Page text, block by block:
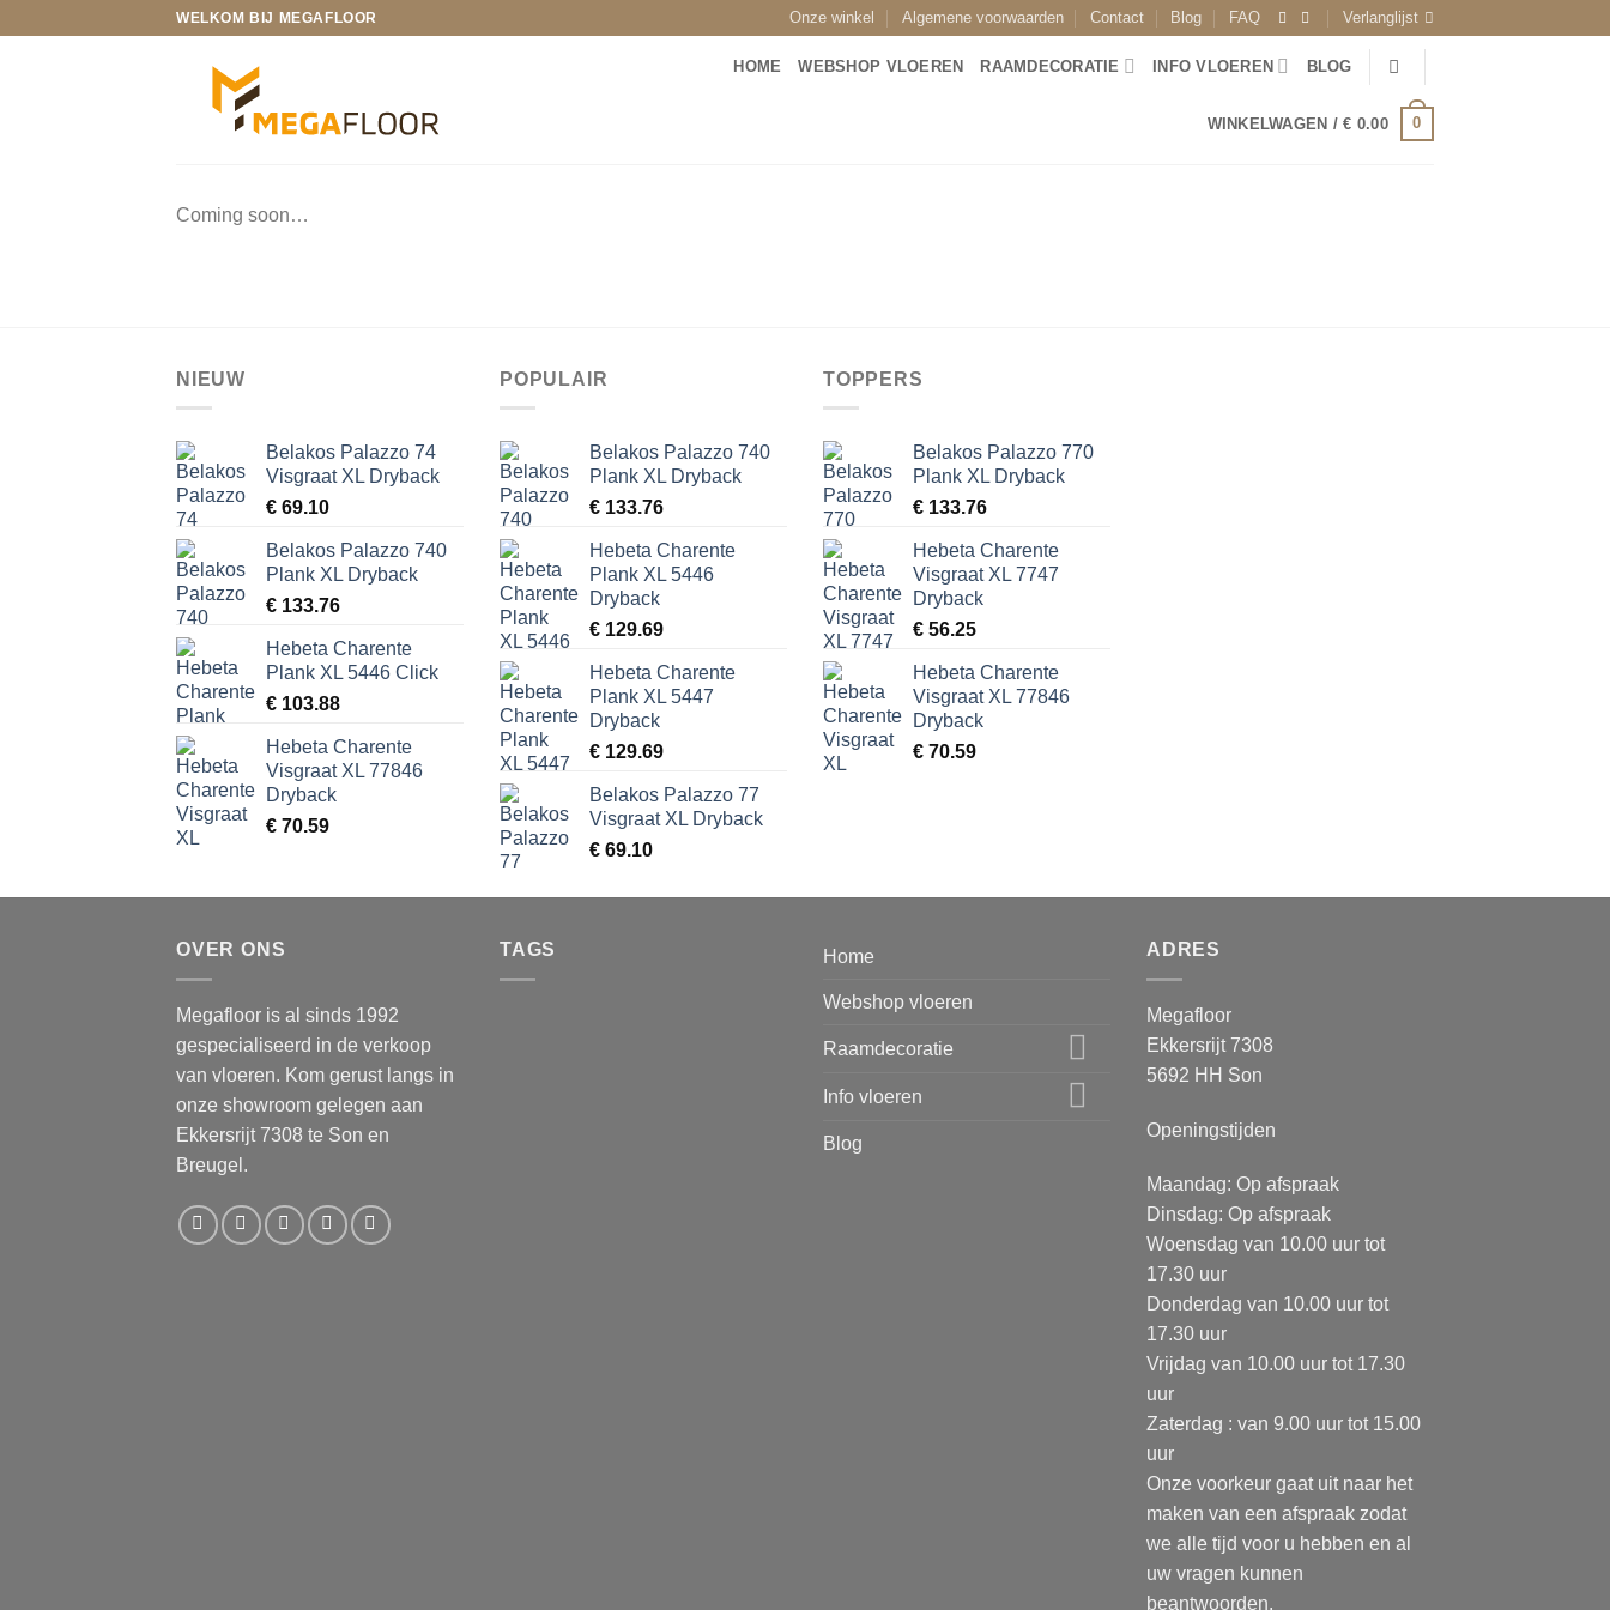
WELKOM BIJ MEGAFLOOR Onze winkel Algemene voorwaarden Contact Blog FAQ Verlanglijst
HOME WEBSHOP VLOEREN RAAMDECORATIE INFO VLOEREN BLOG
WINKELWAGEN /€ 0.00 0
Coming soon…
NIEUW
Belakos Palazzo 74
Visgraat XL Dryback
€ 69.10
Belakos Palazzo 740
Plank XL Dryback
€ 133.76
Hebeta Charente
Plank XL 5446 Click
€ 103.88
Hebeta Charente
Visgraat XL 77846
Dryback
€ 70.59
POPULAIR
Belakos Palazzo 740
Plank XL Dryback
€ 133.76
Hebeta Charente
Plank XL 5446
Dryback
€ 129.69
Hebeta Charente
Plank XL 5447
Dryback
€ 129.69
Belakos Palazzo 77
Visgraat XL Dryback
€ 69.10
TOPPERS
Belakos Palazzo 770
Plank XL Dryback
€ 133.76
Hebeta Charente
Visgraat XL 7747
Dryback
€ 56.25
Hebeta Charente
Visgraat XL 77846
Dryback
€ 70.59
OVER ONS
Megafloor is al sinds 1992
gespecialiseerd in de verkoop
van vloeren. Kom gerust langs in
onze showroom gelegen aan
Ekkersrijt 7308 te Son en
Breugel.
TAGS Home
Webshop vloeren
Raamdecoratie
Info vloeren
Blog
ADRES
Megafloor
Ekkersrijt 7308
5692 HH Son
Openingstijden
Maandag: Op afspraak
Dinsdag: Op afspraak
Woensdag van 10.00 uur tot
17.30 uur
Donderdag van 10.00 uur tot
17.30 uur
Vrijdag van 10.00 uur tot 17.30
uur
Zaterdag : van 9.00 uur tot 15.00
uur
Onze voorkeur gaat uit naar het
maken van een afspraak zodat
we alle tijd voor u hebben en al
uw vragen kunnen
beantwoorden.